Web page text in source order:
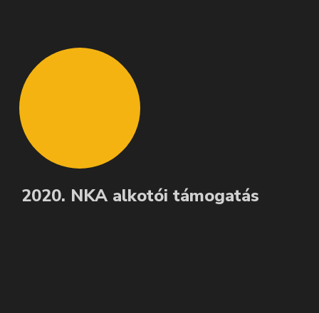
2020. NKA alkotói támogatás